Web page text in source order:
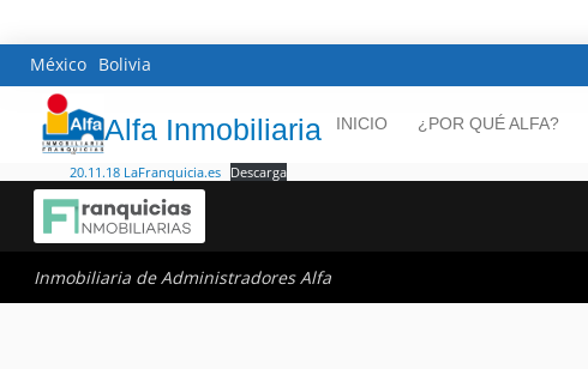
México Bolivia
Alfa Inmobiliaria INICIO ¿POR QUÉ ALFA?
20.11.18 LaFranquicia.es Descarga
Inmobiliaria de Administradores Alfa